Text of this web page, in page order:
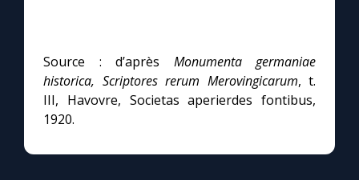
Source : d’après Monumenta germaniae
historica, Scriptores rerum Merovingicarum, t.
III, Havovre, Societas aperierdes fontibus,
1920.